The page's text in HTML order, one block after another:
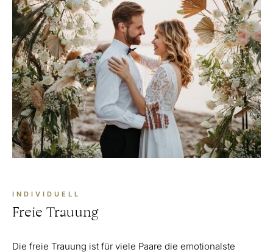
INDIVIDUELL
Freie Trauung
Die freie Trauung ist für viele Paare die emotionalste